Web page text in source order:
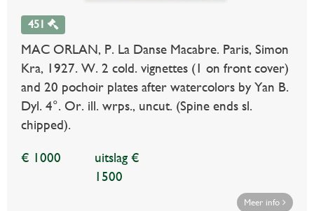
451
MAC ORLAN, P. La Danse Macabre. Paris, Simon
Kra, 1927. W. 2 cold. vignettes (1 on front cover)
and 20 pochoir plates after watercolors by Yan B.
Dyl. 4°. Or. ill. wrps., uncut. (Spine ends sl.
chipped).
€ 1000
uitslag €
1500
Meer info